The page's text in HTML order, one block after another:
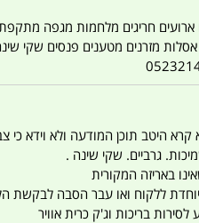
אסלות מזרנים מטענים פנסים שקי
קרא היטב תוכן המודעה ולא
גרביים. שקי שינה .
באריזה המקורית
מיוחדת ללקוח ואו עבר הסבה לבקשת
בריכות וג'ק כרית אוויר